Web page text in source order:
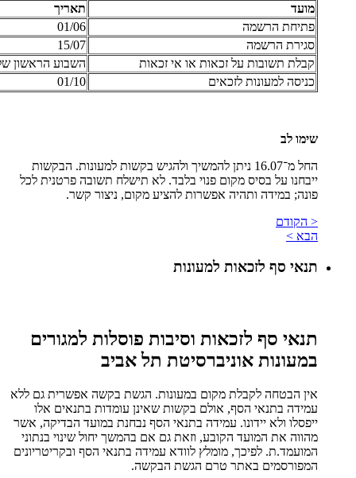
מועד
תאריך
פתיחת הרשמה
01/06
סגירת הרשמה
15/07
קבלת תשובות על זכאות או אי זכאות
השבוע הראשון
כניסה למעונות לזכאים
01/10
שימו לב
החל מ־16.07 ניתן להמשיך ולהגיש בקשות למעונות. הבקשות
ייבחנו על בסיס מקום פנוי בלבד. לא תישלח תשובה פרטנית לכל
פונה; במידה ותהיה אפשרות להציע מקום, ניצור קשר.
< הקודם
הבא >
תנאי סף לזכאות למעונות
תנאי סף לזכאות וסיבות פוסלות למגורים
במעונות אוניברסיטת תל אביב
אין הבטחה לקבלת מקום במעונות. הגשת בקשה אפשרית גם ללא
עמידה בתנאי הסף, אולם בקשות שאינן עומדות בתנאים אלו
ייפסלו ולא יידונו. עמידה בתנאי הסף נבחנת במועד הבדיקה, אשר
מהווה את המועד הקובע, וזאת גם אם בהמשך יחול שינוי בנתוני
המועמד.ת. לפיכך, מומלץ לוודא עמידה בתנאי הסף ובקריטריונים
המפורסמים באתר טרם הגשת הבקשה.